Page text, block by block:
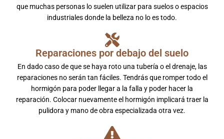
que muchas personas lo suelen utilizar para suelos o espacios
industriales donde la belleza no lo es todo.
Reparaciones por debajo del suelo
En dado caso de que se haya roto una tubería o el drenaje, las
reparaciones no serán tan fáciles. Tendrás que romper todo el
hormigón para poder llegar a la falla y poder hacer la
reparación. Colocar nuevamente el hormigón implicará traer la
pulidora y mano de obra especializada otra vez.